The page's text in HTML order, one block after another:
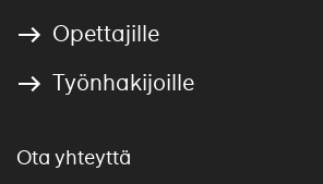
Opettajille
Työnhakijoille
Ota yhteyttä